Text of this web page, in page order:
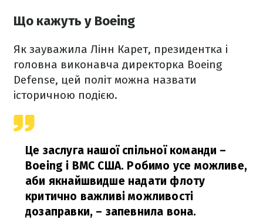
Що кажуть у Boeing
Як зауважила Лінн Карет, президентка і
головна виконавча директорка Boeing
Defense, цей політ можна назвати
історичною подією.
Це заслуга нашої спільної команди –
Boeing і ВМС США. Робимо усе можливе,
аби якнайшвидше надати флоту
критично важливі можливості
дозаправки, – запевнила вона.